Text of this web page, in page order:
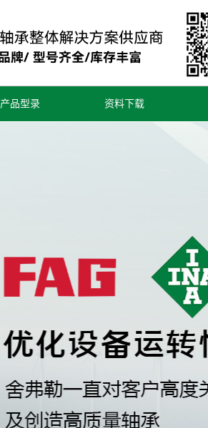
产品型录 资料下载